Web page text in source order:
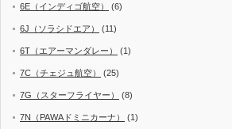
6E（インディゴ航空） (6)
6J（ソラシドエア） (11)
6T（エアーマンダレー） (1)
7C（チェジュ航空） (25)
7G（スターフライヤー） (8)
7N（PAWAドミニカーナ） (1)